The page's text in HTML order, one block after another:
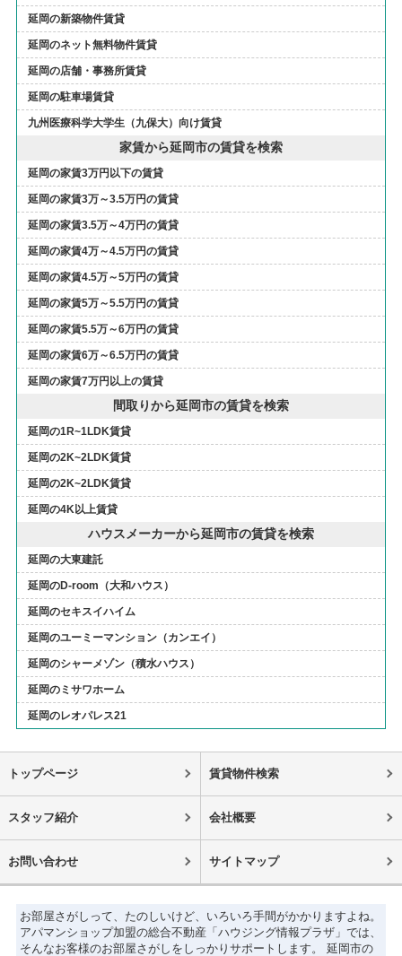
延岡の新築物件賃貸
延岡のネット無料物件賃貸
延岡の店舗・事務所賃貸
延岡の駐車場賃貸
九州医療科学大学生（九保大）向け賃貸
家賃から延岡市の賃貸を検索
延岡の家賃3万円以下の賃貸
延岡の家賃3万～3.5万円の賃貸
延岡の家賃3.5万～4万円の賃貸
延岡の家賃4万～4.5万円の賃貸
延岡の家賃4.5万～5万円の賃貸
延岡の家賃5万～5.5万円の賃貸
延岡の家賃5.5万～6万円の賃貸
延岡の家賃6万～6.5万円の賃貸
延岡の家賃7万円以上の賃貸
間取りから延岡市の賃貸を検索
延岡の1R~1LDK賃貸
延岡の2K~2LDK賃貸
延岡の2K~2LDK賃貸
延岡の4K以上賃貸
ハウスメーカーから延岡市の賃貸を検索
延岡の大東建託
延岡のD-room（大和ハウス）
延岡のセキスイハイム
延岡のユーミーマンション（カンエイ）
延岡のシャーメゾン（積水ハウス）
延岡のミサワホーム
延岡のレオパレス21
トップページ 賃貸物件検索
スタッフ紹介 会社概要
お問い合わせ サイトマップ
お部屋さがしって、たのしいけど、いろいろ手間がかかりますよね。
アパマンショップ加盟の総合不動産「ハウジング情報プラザ」では、
そんなお客様のお部屋さがしをしっかりサポートします。 延岡市の